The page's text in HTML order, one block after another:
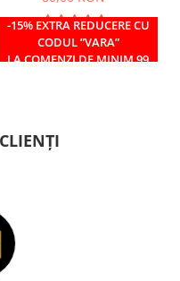
-15% EXTRA REDUCERE CU
CODUL ”VARA”
LA COMENZI DE MINIM 99
IN STOC